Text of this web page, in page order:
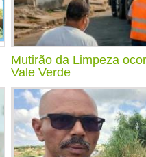
Mutirão da Limpeza
Vale Verde